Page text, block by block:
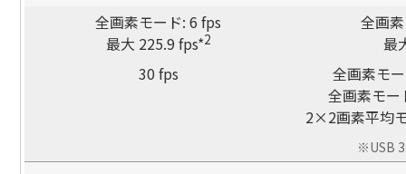
全画素モード: 6 fps
最大 225.9 fps*2
全画
最
30 fps
全画素モ
全画素モ
2×2画素平均
※USB